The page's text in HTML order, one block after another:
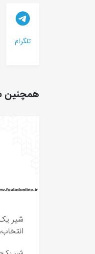
تلگرام
همچنین